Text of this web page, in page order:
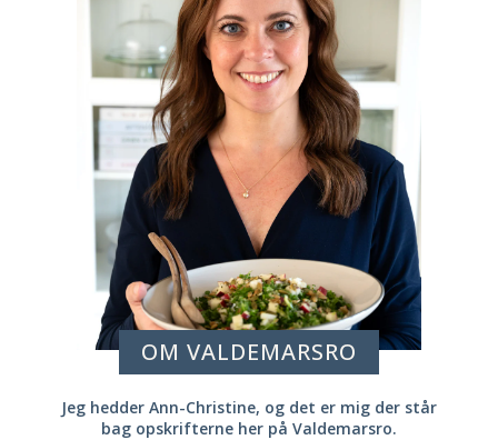
OM VALDEMARSRO
Jeg hedder Ann-Christine, og det er mig der står
bag opskrifterne her på Valdemarsro.